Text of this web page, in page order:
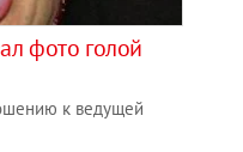
фото голой
к ведущей